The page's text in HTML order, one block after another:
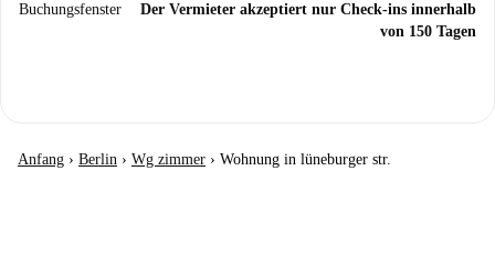
Buchungsfenster
Der Vermieter akzeptiert nur Check-ins innerhalb
von 150 Tagen
Anfang › Berlin › Wg zimmer › Wohnung in lüneburger str.